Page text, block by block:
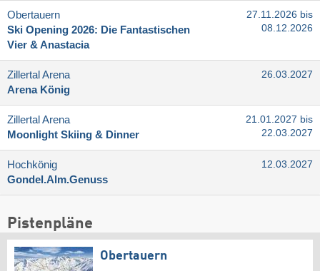
Obertauern
Ski Opening 2026: Die Fantastischen
Vier & Anastacia
27.11.2026 bis
08.12.2026
Zillertal Arena
Arena König
26.03.2027
Zillertal Arena
Moonlight Skiing & Dinner
21.01.2027 bis
22.03.2027
Hochkönig
Gondel.Alm.Genuss
12.03.2027
Pistenpläne
Obertauern